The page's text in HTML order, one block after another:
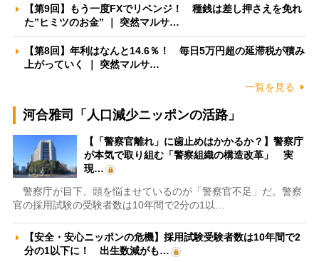
【第9回】もう一度FXでリベンジ！ 種銭は差し押さえを免れ
た”ヒミツのお金” ｜ 突然マルサ…
【第8回】年利はなんと14.6％！ 毎日5万円超の延滞税が積み
上がっていく ｜ 突然マルサ…
一覧を見る
河合雅司「人口減少ニッポンの活路」
【「警察官離れ」に歯止めはかかるか？】警察庁
が本気で取り組む「警察組織の構造改革」 実
現…
警察庁が目下、頭を悩ませているのが「警察官不足」だ。警察
官の採用試験の受験者数は10年間で2分の1以…
【安全・安心ニッポンの危機】採用試験受験者数は10年間で2
分の1以下に！ 出生数減がも…